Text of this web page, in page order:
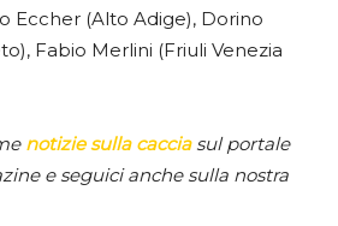
Eccher (Alto Adige), Dorino
Fabio Merlini (Friuli Venezia
notizie sulla cacciasul portale
e seguici anche sulla nostra